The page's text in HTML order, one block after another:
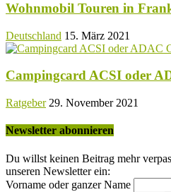
Wohnmobil Touren in
Deutschland 15. März 2021
Campingcard ACSI oder
Ratgeber 29. November 2021
Newsletter abonnieren
Du willst keinen Beitrag mehr
unseren Newsletter ein:
Vorname oder ganzer Name